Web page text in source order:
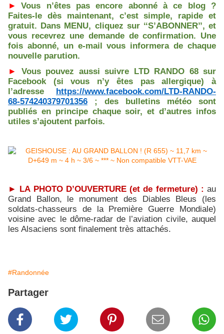
►
Vous n’êtes pas encore abonné à ce blog ?
Faites-le dès maintenant, c’est simple, rapide et
gratuit. Dans MENU, cliquez sur ‘‘S’ABONNER’’, et
vous recevrez une demande de confirmation. Une
fois abonné, un e-mail vous informera de chaque
nouvelle parution.
►
Vous pouvez aussi suivre LTD RANDO 68 sur
Facebook (si vous n’y êtes pas allergique) à
l’adresse https://www.facebook.com/LTD-RANDO-
68-574240379701356 ; des bulletins météo sont
publiés en principe chaque soir, et d’autres infos
utiles s’ajoutent parfois.
► LA PHOTO D’OUVERTURE (et de fermeture) : au
Grand Ballon, le monument des Diables Bleus (les
soldats-chasseurs de la Première Guerre Mondiale)
voisine avec le dôme-radar de l’aviation civile, auquel
les Alsaciens sont finalement très attachés.
#Randonnée
Partager